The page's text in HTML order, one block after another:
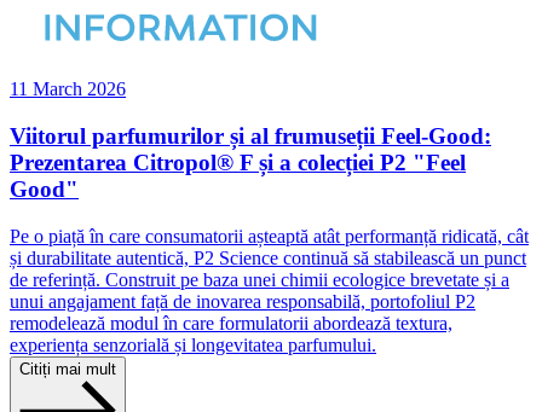
11 March 2026
Viitorul parfumurilor și al frumuseții Feel-Good:
Prezentarea Citropol® F și a colecției P2 "Feel
Good"
Pe o piață în care consumatorii așteaptă atât performanță ridicată, cât
și durabilitate autentică, P2 Science continuă să stabilească un punct
de referință. Construit pe baza unei chimii ecologice brevetate și a
unui angajament față de inovarea responsabilă, portofoliul P2
remodelează modul în care formulatorii abordează textura,
experiența senzorială și longevitatea parfumului.
Citiți mai mult